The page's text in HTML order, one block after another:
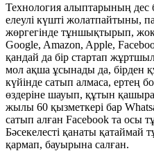
Технология алыптарының дес
елеулі күшті жолатпайтыны,
жөргегінде тұншықтырып,
Google, Amazon, Apple,
қандай да бір стартап
мол ақша ұсынады да, бірден
күйінде сатып алмаса, ертең
өздеріне шауып, құтын
жылы 60 қызметкері бар
сатып алған Facebook та осы
Бәсекелесті қанаты қатаймай
қармап, бауырына салған.